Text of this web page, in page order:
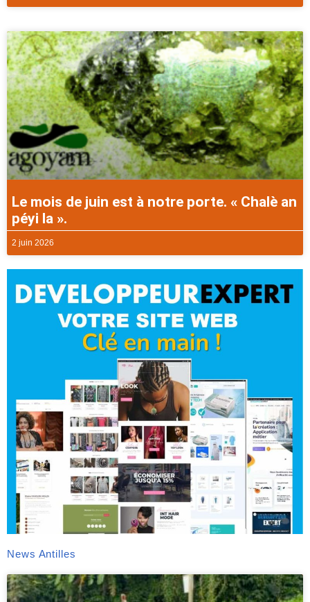
Le mois de juin est à notre porte. « Chalè an
péyi la ».
2 juin 2026
News Antilles